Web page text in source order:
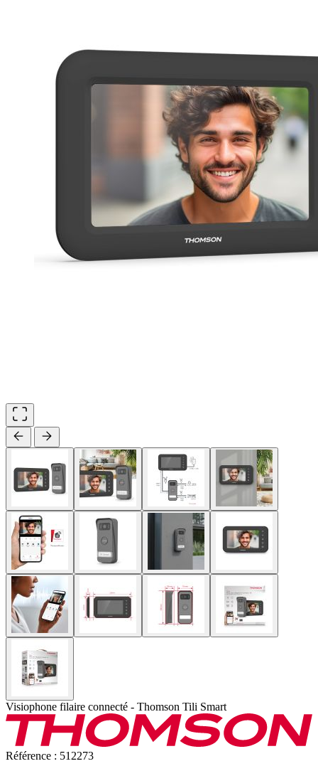
Visiophone filaire connecté - Thomson Tili Smart
Référence : 512273